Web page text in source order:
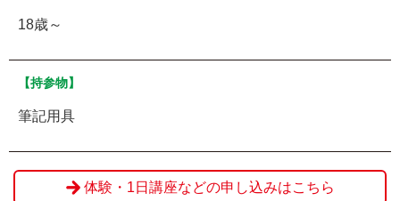
18歳～
【持参物】
筆記用具
体験・1日講座などの申し込みはこちら